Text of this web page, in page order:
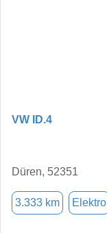
VW ID.4
Düren, 52351
3.333 km Elektro